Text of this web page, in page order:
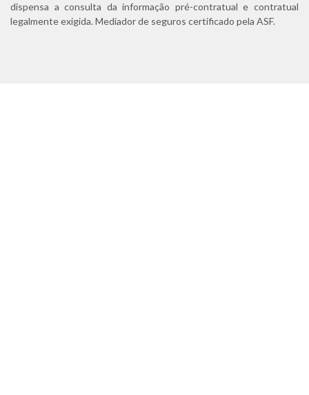
dispensa a consulta da informação pré-contratual e contratual
legalmente exigida. Mediador de seguros certificado pela ASF.